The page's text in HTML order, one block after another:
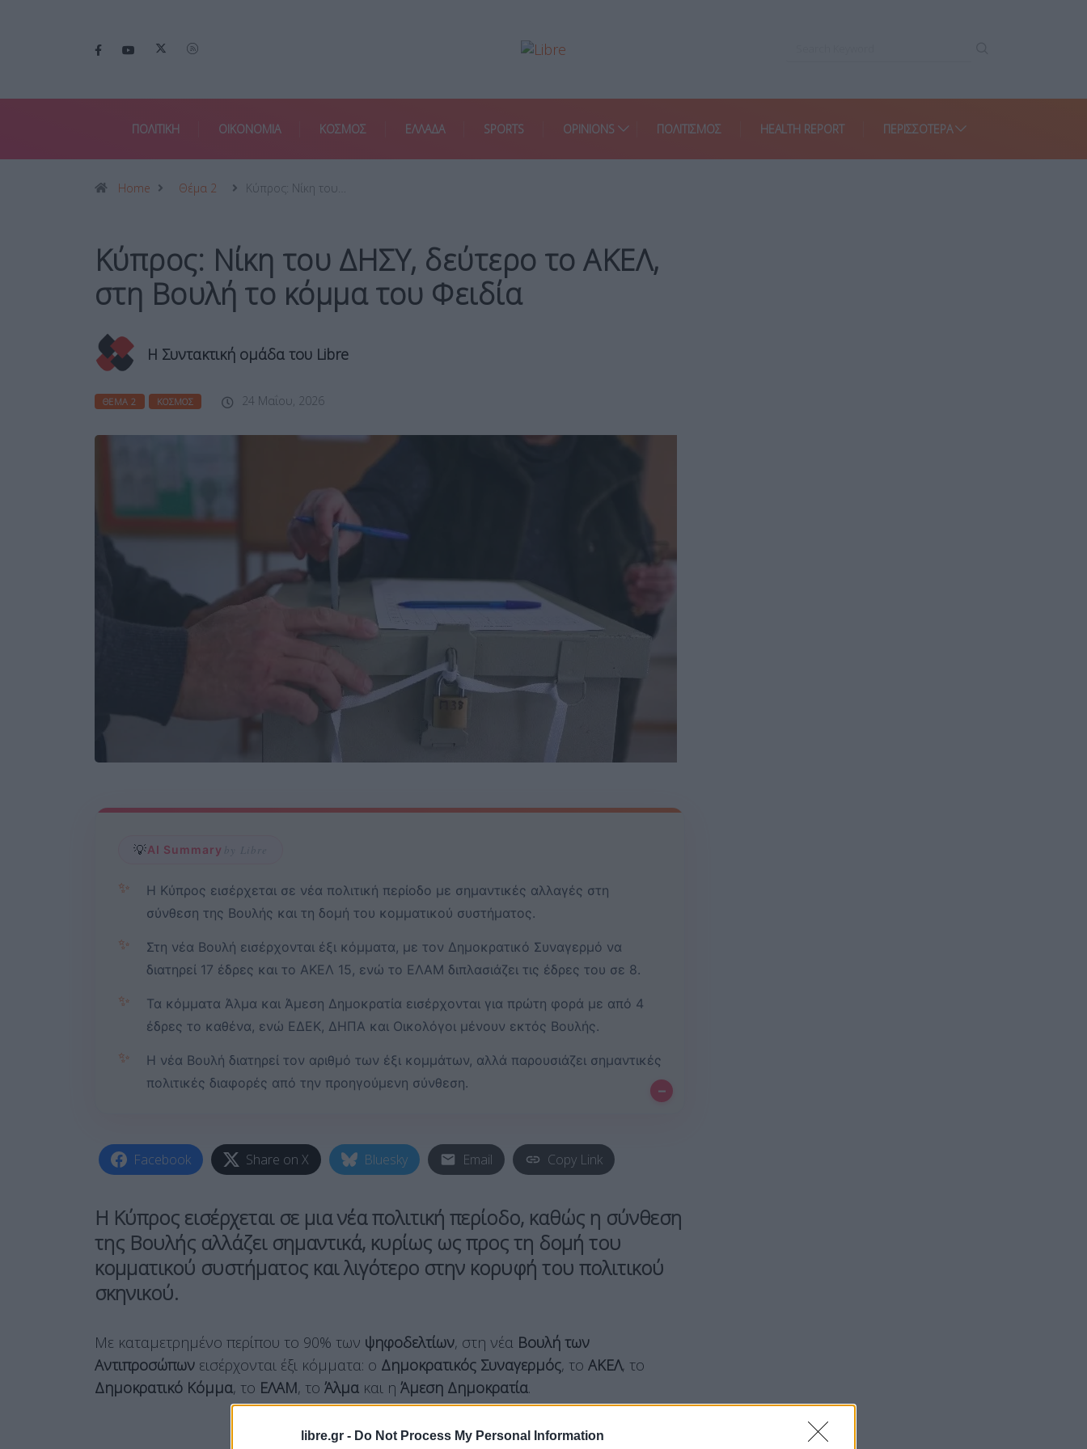
libre.gr - Do Not Process My Personal Information
ΠΟΛΙΤΙΚΗ ΟΙΚΟΝΟΜΙΑ ΚΟΣΜΟΣ ΕΛΛΑΔΑ SPORTS OPINIONS ΠΟΛΙΤΙΣΜΟΣ HEALTH REPORT ΠΕΡΙΣΣΌΤΕΡΑ
Home Θέμα 2 Κύπρος: Νίκη του…
Κύπρος: Νίκη του ΔΗΣΥ, δεύτερο το ΑΚΕΛ,
στη Βουλή το κόμμα του Φειδία
Η Συντακτική ομάδα του Libre
ΘΈΜΑ 2 ΚΌΣΜΟΣ 24 Μαΐου, 2026
💡AI Summary by Libre
✨
Η Κύπρος εισέρχεται σε νέα πολιτική περίοδο με σημαντικές αλλαγές στη
σύνθεση της Βουλής και τη δομή του κομματικού συστήματος.
✨
Στη νέα Βουλή εισέρχονται έξι κόμματα, με τον Δημοκρατικό Συναγερμό να
διατηρεί 17 έδρες και το ΑΚΕΛ 15, ενώ το ΕΛΑΜ διπλασιάζει τις έδρες του σε 8.
✨
Τα κόμματα Άλμα και Άμεση Δημοκρατία εισέρχονται για πρώτη φορά με από 4
έδρες το καθένα, ενώ ΕΔΕΚ, ΔΗΠΑ και Οικολόγοι μένουν εκτός Βουλής.
✨
Η νέα Βουλή διατηρεί τον αριθμό των έξι κομμάτων, αλλά παρουσιάζει σημαντικές
πολιτικές διαφορές από την προηγούμενη σύνθεση.
–
Facebook Share on X Bluesky Email Copy Link
Η Κύπρος εισέρχεται σε μια νέαπολιτική περίοδο, καθώς η σύνθεση
της Βουλής αλλάζει σημαντικά, κυρίως ως προς τη δομή του
κομματικού συστήματος και λιγότερο στην κορυφή του πολιτικού
σκηνικού.
Με καταμετρημένο περίπου το 90% των ψηφοδελτίων, στη νέα Βουλή των
Αντιπροσώπων εισέρχονται έξι κόμματα: ο Δημοκρατικός Συναγερμός, το ΑΚΕΛ, το
Δημοκρατικό Κόμμα, το ΕΛΑΜ, το Άλμα και η Άμεση Δημοκρατία.